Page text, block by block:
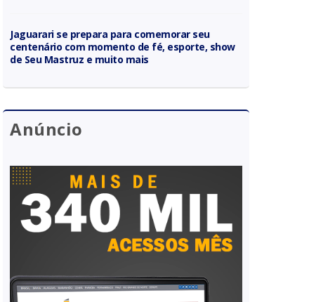
Jaguarari se prepara para comemorar seu
centenário com momento de fé, esporte, show
de Seu Mastruz e muito mais
Anúncio